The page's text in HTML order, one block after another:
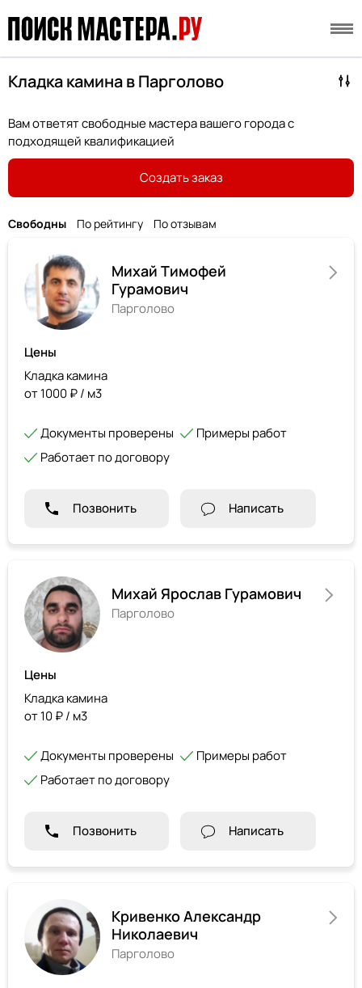
Кладка камина в Парголово
Вам ответят свободные мастера вашего города с
подходящей квалификацией
Создать заказ
Свободны По рейтингу По отзывам
Михай Тимофей
Гурамович
Парголово
Цены
Кладка камина
от 1000 ₽ / м3
Документы проверены
Примеры работ
Работает по договору
Позвонить Написать
Михай Ярослав Гурамович
Парголово
Цены
Кладка камина
от 10 ₽ / м3
Документы проверены
Примеры работ
Работает по договору
Позвонить Написать
Кривенко Александр
Николаевич
Парголово